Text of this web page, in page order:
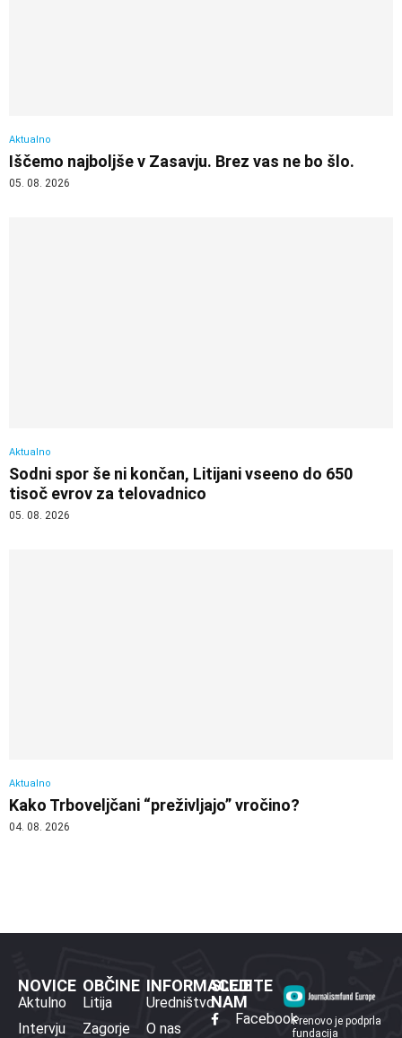
Aktualno
Iščemo najboljše v Zasavju. Brez vas ne bo šlo.
05. 08. 2026
Aktualno
Sodni spor še ni končan, Litijani vseeno do 650
tisoč evrov za telovadnico
05. 08. 2026
Aktualno
Kako Trboveljčani “preživljajo” vročino?
04. 08. 2026
NOVICE
Aktulno
Intervju
OBČINE
Litija
Zagorje
INFORMACIJE
Uredništvo
O nas
SLEDITE
NAM
FacebookPrenovo je podprla
fundacija